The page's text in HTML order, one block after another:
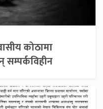
कोठामा
सम्पर्कविहीन